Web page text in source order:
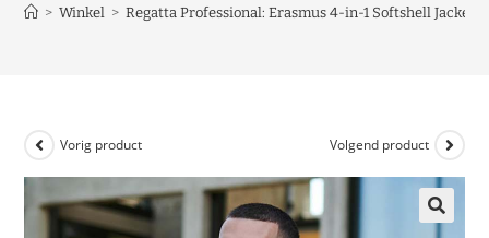
> Winkel > Regatta Professional: Erasmus 4-in-1 Softshell Jacket
Vorig product Volgend product